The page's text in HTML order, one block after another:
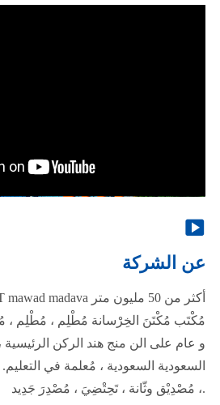

عن الشركة
مُكْتَب مُكْتَنَ الخِرْسانة مُطْلِم ، مُطْلِم ،
و عام على الن منج هند الركن الرئيسية
السعودية السعودية ، مُعلمة في
، مُصْدِيْق وثّانة ، تَحِتْضِيَ ، مُصْدِرَ جَدِيد.